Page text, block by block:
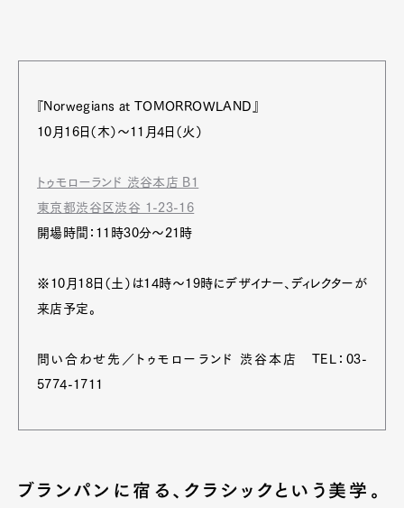
『Norwegians at TOMORROWLAND』
10月16日（木）～11月4日（火）
トゥモローランド 渋谷本店 B1
東京都渋谷区渋谷 1-23-16
開場時間：11時30分～21時
※10月18日（土）は14時～19時にデザイナー、ディレクターが
来店予定。
問い合わせ先／トゥモローランド 渋谷本店 TEL：03-
5774-1711
ブランパンに宿る、クラシックという美学。